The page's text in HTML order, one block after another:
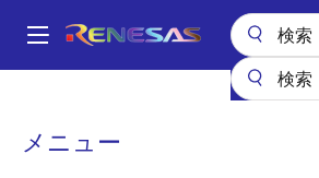
ン
Main
メニュー
パ
RJU65E07DWS
RJU65E07DWS